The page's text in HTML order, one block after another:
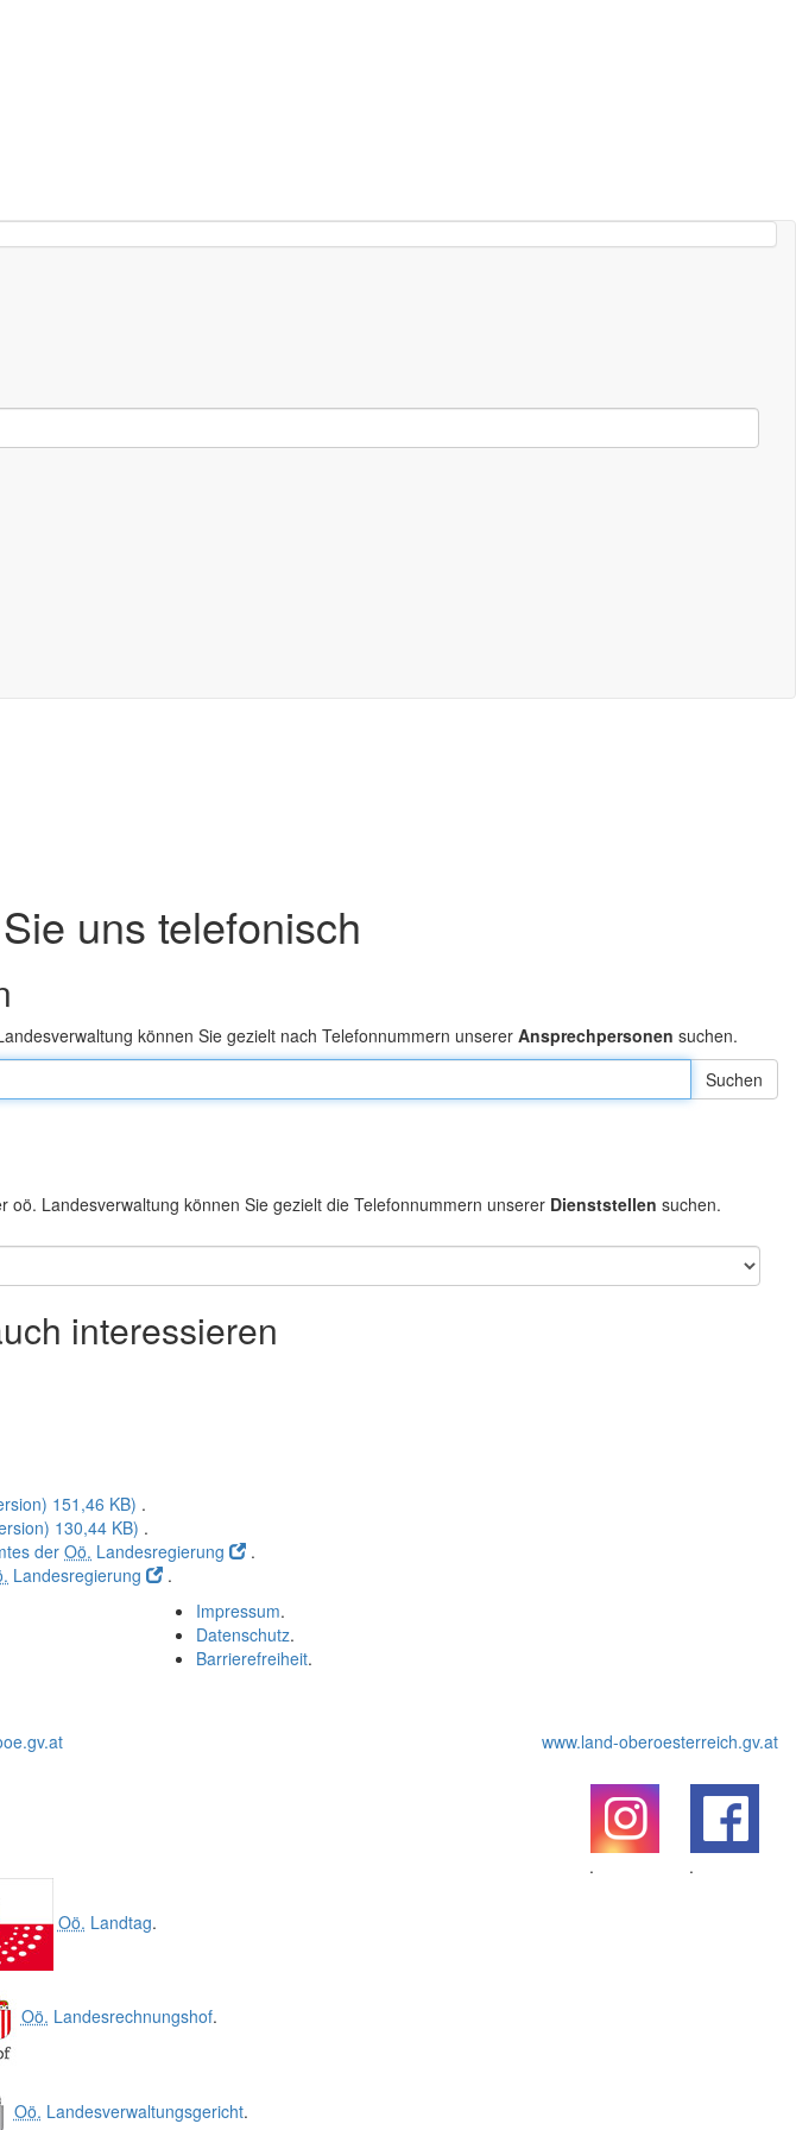
uns telefonisch
können Sie gezielt nach Telefonnummern unserer Ansprechpersonen suchen.
oö. Landesverwaltung können Sie gezielt die Telefonnummern unserer Dienststellen suchen.
interessieren
151,46 KB) .
130,44 KB) .
derOö. Landesregierung
.
Landesregierung
.
Impressum.
Datenschutz.
Barrierefreiheit.
www.land-oberoesterreich.gv.at
.
.
Oö. Landtag.
Oö. Landesrechnungshof.
Oö. Landesverwaltungsgericht.